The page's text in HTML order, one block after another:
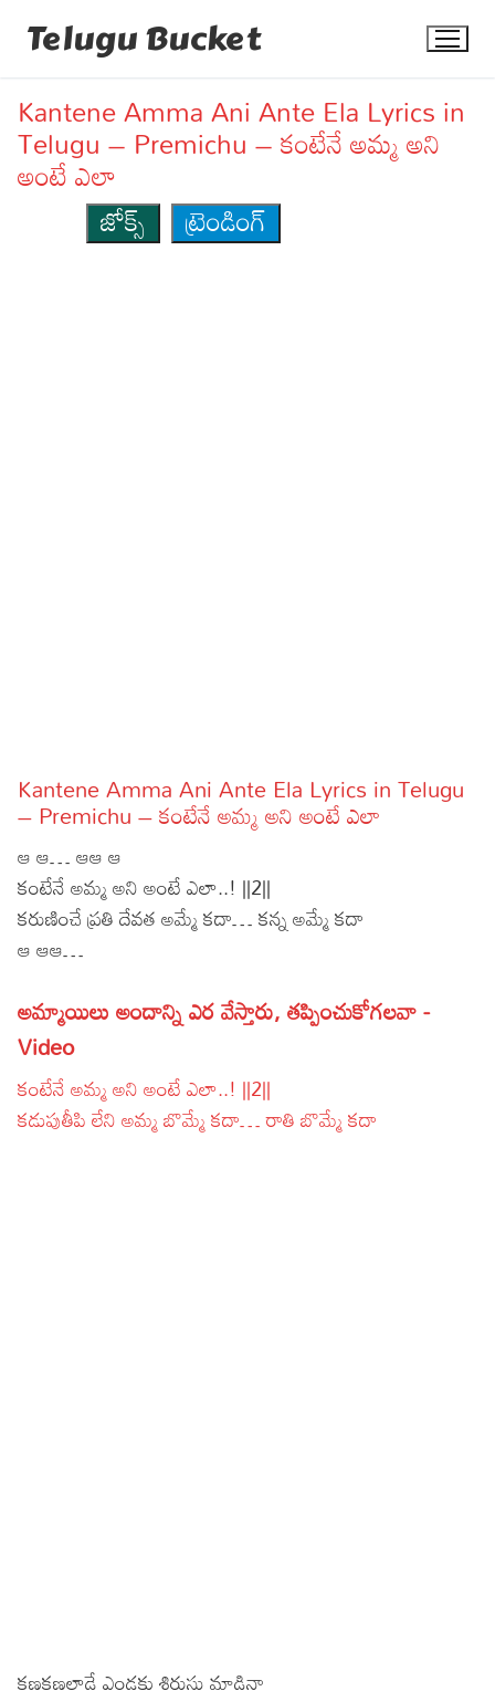
Telugu Bucket
Quotes
Articles
Facts
Devotional
Christianity
Hindi
Lyrics in Hindi – Movie Songs
Lyrics in Tamil – Devotional Songs
Lyrics in Tamil – Movie Songs
Kannada
Lyrics in Kannada – Movie Songs
Kantene Amma Ani Ante Ela Lyrics in
Telugu – Premichu – కంటేనే అమ్మ అని
అంటే ఎలా
జోక్స్
ట్రెండింగ్
Kantene Amma Ani Ante Ela Lyrics in Telugu
– Premichu – కంటేనే అమ్మ అని అంటే ఎలా
ఆ ఆ… ఆఆ ఆ
కంటేనే అమ్మ అని అంటే ఎలా..! ||2||
కరుణించే ప్రతి దేవత అమ్మే కదా… కన్న అమ్మే కదా
ఆ ఆఆ…
అమ్మాయిలు అందాన్ని ఎర వేస్తారు, తప్పించుకోగలవా -
Video
కంటేనే అమ్మ అని అంటే ఎలా..! ||2||
కడుపుతీపి లేని అమ్మ బొమ్మే కదా… రాతి బొమ్మే కదా
కణకణలాడే ఎండకు శిరుసు మాడినా